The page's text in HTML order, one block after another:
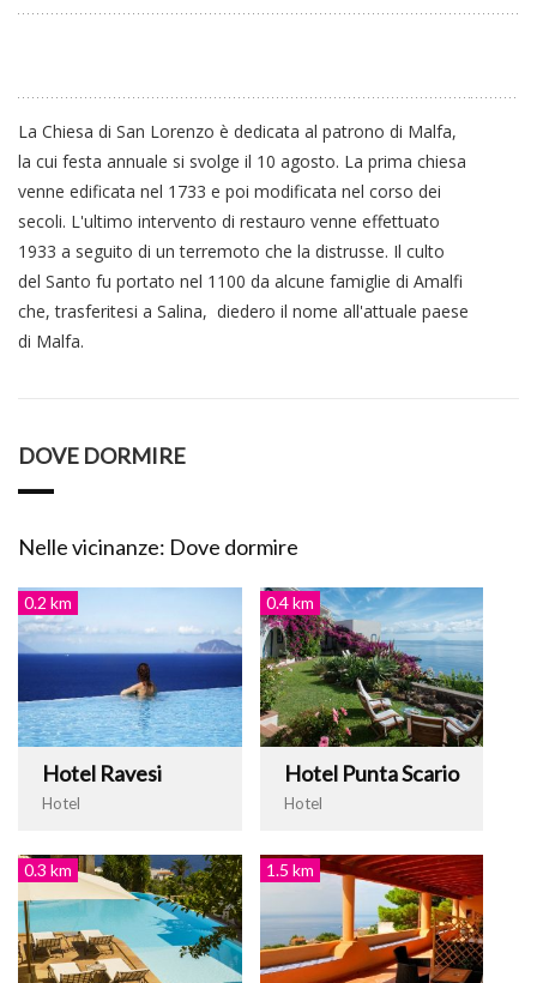
La Chiesa di San Lorenzo è dedicata al patrono di Malfa,
la cui festa annuale si svolge il 10 agosto. La prima chiesa
venne edificata nel 1733 e poi modificata nel corso dei
secoli. L'ultimo intervento di restauro venne effettuato
1933 a seguito di un terremoto che la distrusse. Il culto
del Santo fu portato nel 1100 da alcune famiglie di Amalfi
che, trasferitesi a Salina, diedero il nome all'attuale paese
di Malfa.
DOVE DORMIRE
Nelle vicinanze: Dove dormire
0.2 km
Hotel Ravesi
Hotel
0.4 km
Hotel Punta Scario
Hotel
0.3 km 1.5 km